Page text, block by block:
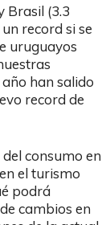
Brasil (3.3
record si se
uruguayos
han salido
record de
consumo en
el turismo
podrá
cambios en